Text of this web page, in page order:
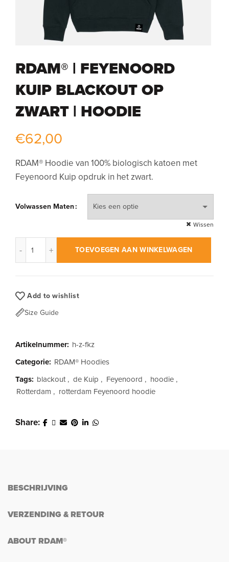
RDAM® | FEYENOORD
KUIP BLACKOUT OP
ZWART | HOODIE
€62,00
RDAM® Hoodie van 100% biologisch katoen met
Feyenoord Kuip opdruk in het zwart.
Volwassen Maten
Wissen
TOEVOEGEN AAN WINKELWAGEN
Add to wishlist
Size Guide
Artikelnummer: h-z-fkz
Categorie: RDAM® Hoodies
Tags: blackout , de Kuip , Feyenoord , hoodie ,
Rotterdam , rotterdam Feyenoord hoodie
Share
BESCHRIJVING
VERZENDING & RETOUR
ABOUT RDAM®